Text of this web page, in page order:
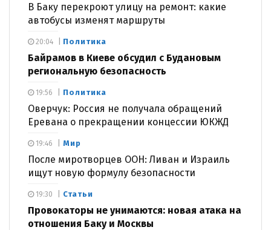
В Баку перекроют улицу на ремонт: какие
автобусы изменят маршруты
Политика
Байрамов в Киеве обсудил с Будановым
региональную безопасность
20:04
Политика
Оверчук: Россия не получала обращений
Еревана о прекращении концессии ЮКЖД
19:56
Мир
После миротворцев ООН: Ливан и Израиль
ищут новую формулу безопасности
19:46
Статьи
Провокаторы не унимаются: новая атака на
отношения Баку и Москвы
19:30